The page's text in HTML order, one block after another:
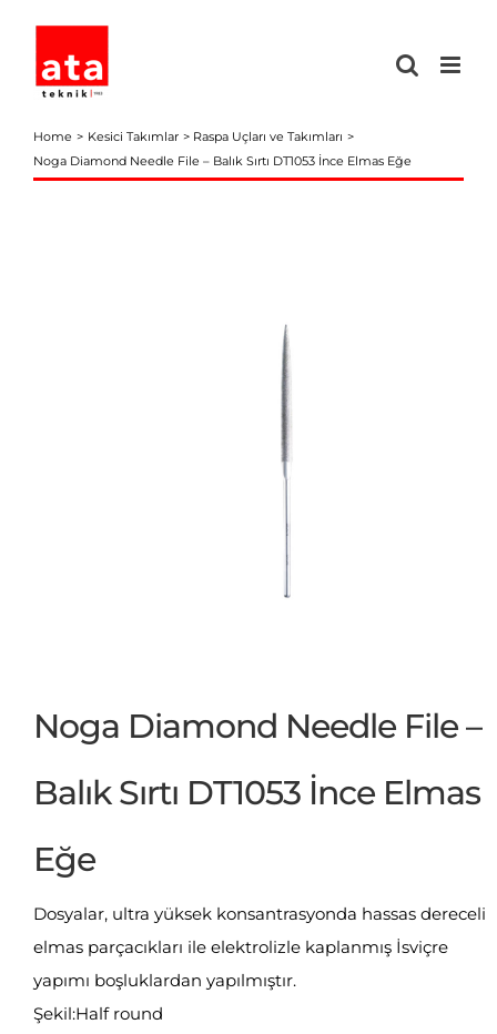
content
Home Kesici Takımlar
Raspa Uçları ve Takımları
Noga Diamond Needle File – Balık Sırtı DT1053 İnce Elmas Eğe
Noga Diamond Needle File –
Balık Sırtı DT1053 İnce Elmas
Eğe
Dosyalar, ultra yüksek konsantrasyonda hassas dereceli
elmas parçacıkları ile elektrolizle kaplanmış İsviçre
yapımı boşluklardan yapılmıştır.
Şekil:Half round